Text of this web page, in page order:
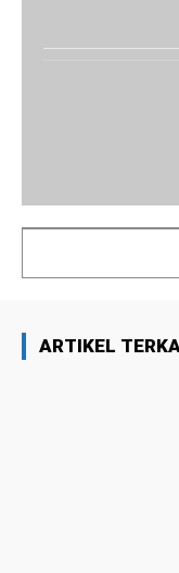
ARTIKEL